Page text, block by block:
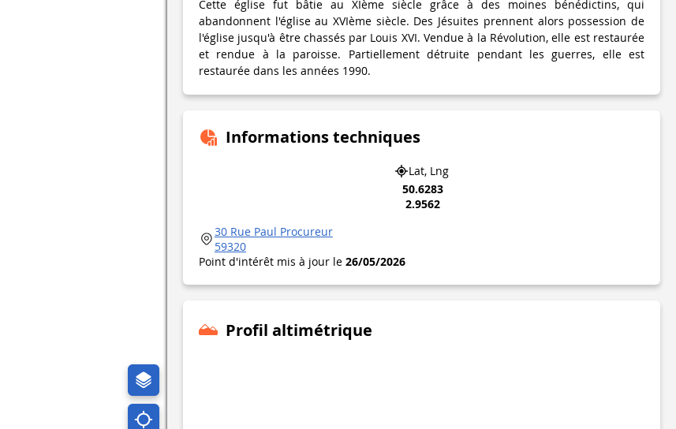
Cette église fut bâtie au XIème siècle grâce à des moines bénédictins, qui
abandonnent l'église au XVIème siècle. Des Jésuites prennent alors possession de
l'église jusqu'à être chassés par Louis XVI. Vendue à la Révolution, elle est restaurée
et rendue à la paroisse. Partiellement détruite pendant les guerres, elle est
restaurée dans les années 1990.
Informations techniques
Lat, Lng
50.6283
2.9562
30 Rue Paul Procureur
59320
Point d'intérêt mis à jour le 26/05/2026
Profil altimétrique